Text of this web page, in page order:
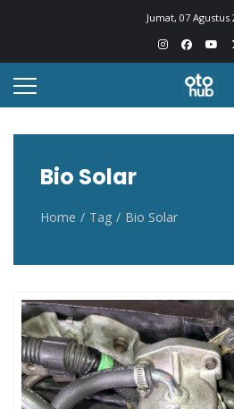
Jumat, 07 Agustus
Otohub.co
Portal berita otomotif Indonesia terkini
Bio Solar
Home Tag Bio Solar